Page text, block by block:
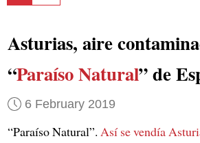
Asturias, aire
“Paraíso Natural” de
6 February 2019
“Paraíso Natural”. Así se vendía